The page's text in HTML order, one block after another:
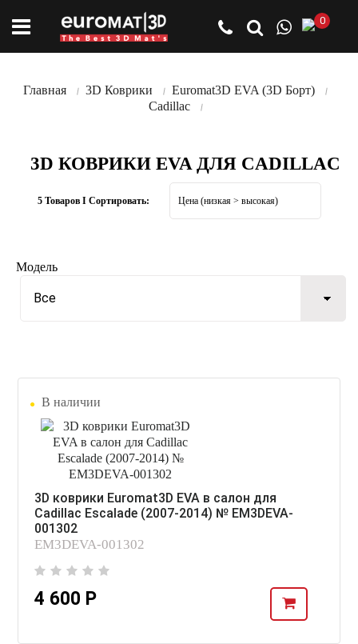
0
Главная 3D Коврики
Euromat3D EVA (3D Борт)
Cadillac
3D КОВРИКИ EVA ДЛЯ CADILLAC
5 Товаров I Сортировать:
Модель
Все
В наличии
3D коврики Euromat3D EVA в салон для
Cadillac Escalade (2007-2014) № EM3DEVA-
001302
EM3DEVA-001302
4 600 Р